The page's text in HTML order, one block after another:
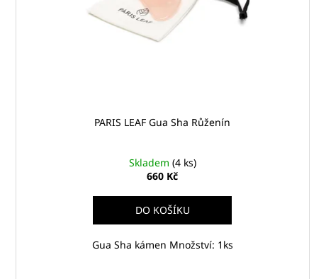
PARIS LEAF Gua Sha Růženín
Skladem (4 ks)
660 Kč
DO KOŠÍKU
Gua Sha kámen Množství: 1ks